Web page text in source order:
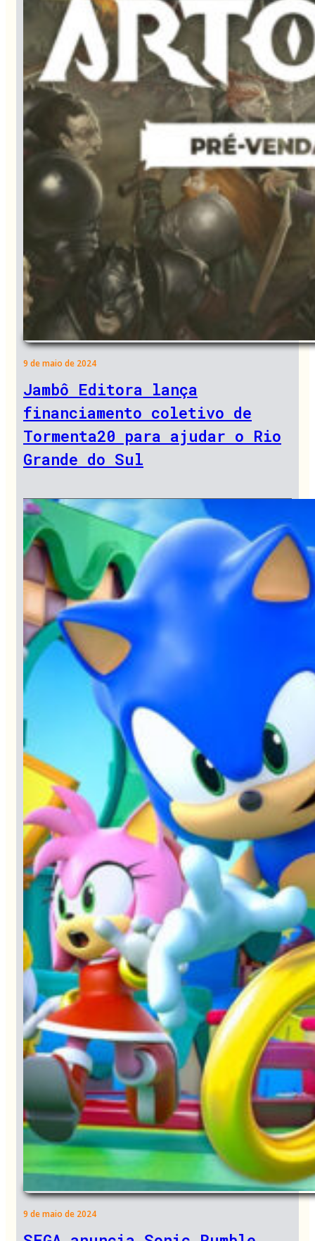
9 de maio de 2024
Jambô Editora lança
financiamento coletivo de
Tormenta20 para ajudar o Rio
Grande do Sul
9 de maio de 2024